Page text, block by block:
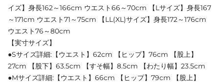
イズ】身長162～166cm ウエスト66～70cm 【Lサイズ】身長167
～171cm ウエスト71～75cm 【LL(XL)サイズ】身長172～176cm
ウエスト76～80cm
【実寸サイズ】
●Sサイズ詳細:【ウエスト】62cm 【ヒップ】76cm 【股上】
27cm 【股下】63.5cm 【すそ幅】8.5cm 【わたり幅】23.5cm
●Mサイズ詳細:【ウエスト】66cm 【ヒップ】79cm 【股上】